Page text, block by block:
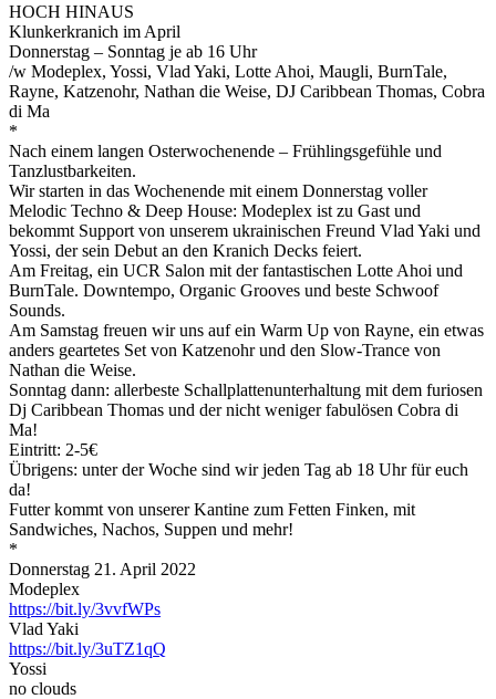
HOCH HINAUS
Klunkerkranich im April
Donnerstag – Sonntag je ab 16 Uhr
/w Modeplex, Yossi, Vlad Yaki, Lotte Ahoi, Maugli, BurnTale,
Rayne, Katzenohr, Nathan die Weise, DJ Caribbean Thomas, Cobra
di Ma
*
Nach einem langen Osterwochenende – Frühlingsgefühle und
Tanzlustbarkeiten.
Wir starten in das Wochenende mit einem Donnerstag voller
Melodic Techno & Deep House: Modeplex ist zu Gast und
bekommt Support von unserem ukrainischen Freund Vlad Yaki und
Yossi, der sein Debut an den Kranich Decks feiert.
Am Freitag, ein UCR Salon mit der fantastischen Lotte Ahoi und
BurnTale. Downtempo, Organic Grooves und beste Schwoof
Sounds.
Am Samstag freuen wir uns auf ein Warm Up von Rayne, ein etwas
anders geartetes Set von Katzenohr und den Slow-Trance von
Nathan die Weise.
Sonntag dann: allerbeste Schallplattenunterhaltung mit dem furiosen
Dj Caribbean Thomas und der nicht weniger fabulösen Cobra di
Ma!
Eintritt: 2-5€
Übrigens: unter der Woche sind wir jeden Tag ab 18 Uhr für euch
da!
Futter kommt von unserer Kantine zum Fetten Finken, mit
Sandwiches, Nachos, Suppen und mehr!
*
Donnerstag 21. April 2022
Modeplex
https://bit.ly/3vvfWPs
Vlad Yaki
https://bit.ly/3uTZ1qQ
Yossi
no clouds